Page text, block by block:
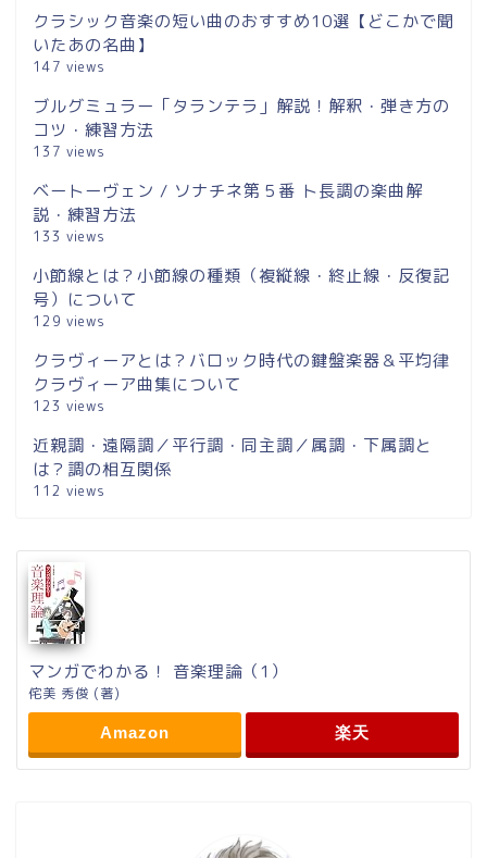
クラシック音楽の短い曲のおすすめ10選【どこかで聞
いたあの名曲】
147 views
ブルグミュラー「タランテラ」解説！解釈・弾き方の
コツ・練習方法
137 views
ベートーヴェン / ソナチネ第５番 ト長調の楽曲解
説・練習方法
133 views
小節線とは？小節線の種類（複縦線・終止線・反復記
号）について
129 views
クラヴィーアとは？バロック時代の鍵盤楽器＆平均律
クラヴィーア曲集について
123 views
近親調・遠隔調／平行調・同主調／属調・下属調と
は？調の相互関係
112 views
マンガでわかる！ 音楽理論（1）
侘美 秀俊 (著)
Amazon 楽天